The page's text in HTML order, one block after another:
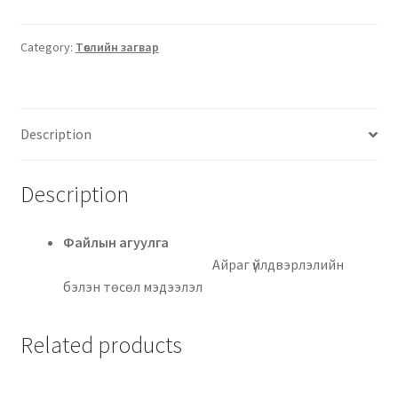
Category: Төслийн загвар
Description
Description
Файлын агуулга
Айраг үйлдвэрлэлийн
бэлэн төсөл мэдээлэл
Related products